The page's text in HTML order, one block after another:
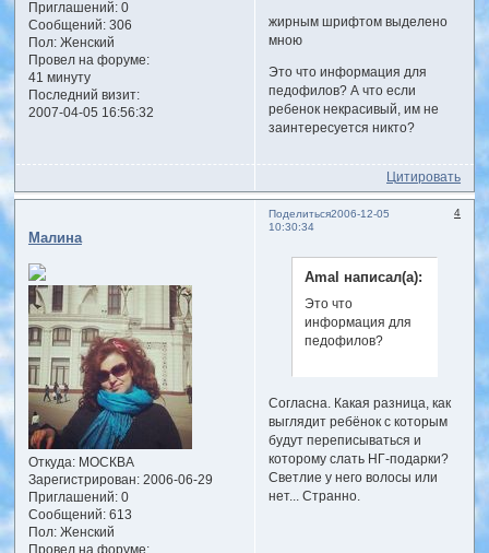
Приглашений:0
Сообщений:306
Пол:Женский
Провел на форуме:
41 минуту
Последний визит:
2007-04-05 16:56:32
жирным шрифтом выделено
мною
Это что информация для
педофилов? А что если
ребенок некрасивый, им не
заинтересуется никто?
Цитировать
Поделиться 4
2006-12-05
10:30:34
Малина
Откуда:МОСКВА
Зарегистрирован: 2006-06-29
Приглашений:0
Сообщений:613
Пол:Женский
Провел на форуме:
Amal написал(а):
Это что
информация для
педофилов?
Согласна. Какая разница, как
выглядит ребёнок с которым
будут переписываться и
которому слать НГ-подарки?
Светлие у него волосы или
нет... Странно.